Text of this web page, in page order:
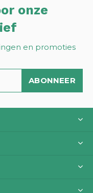
onze
en promoties
ABONNEER